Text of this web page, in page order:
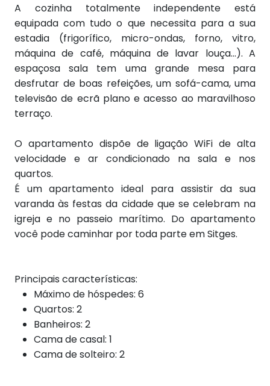
A cozinha totalmente independente está
equipada com tudo o que necessita para a sua
estadia (frigorífico, micro-ondas, forno, vitro,
máquina de café, máquina de lavar louça...). A
espaçosa sala tem uma grande mesa para
desfrutar de boas refeições, um sofá-cama, uma
televisão de ecrã plano e acesso ao maravilhoso
terraço.
O apartamento dispõe de ligação WiFi de alta
velocidade e ar condicionado na sala e nos
quartos.
É um apartamento ideal para assistir da sua
varanda às festas da cidade que se celebram na
igreja e no passeio marítimo. Do apartamento
você pode caminhar por toda parte em Sitges.
Principais características:
Máximo de hóspedes: 6
Quartos: 2
Banheiros: 2
Cama de casal: 1
Cama de solteiro: 2